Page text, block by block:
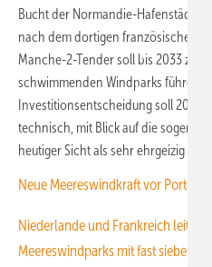
Bucht der Normandie-Hafenstädte
nach dem dortigen französischen
Manche-2-Tender soll bis 2033 zum
schwimmenden Windparks führen.
Investitionsentscheidung soll 2029
technisch, mit Blick auf die
heutiger Sicht als sehr ehrgeizig
Neue Meereswindkraft vor Portugal
Niederlande und Frankreich leiten
Meereswindparks mit fast sieben